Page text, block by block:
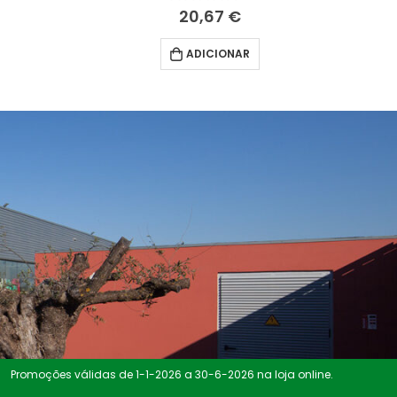
5.00fora de 5
20,67 €
ADICIONAR
Promoções válidas de 1-1-2026 a 30-6-2026 na loja online.